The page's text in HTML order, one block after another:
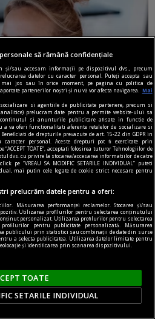
să-ți spună
atât de des. Cele mai
de specialiști
că nu au simțit
puternică de a mânca ceva
despre o tabletă de
o prăjitură la finalul unei
înainte de culcare,
să rămână confidențiale
și/sau accesăm informații pe dispozitivul dvs., precum
datelor cu caracter personal. Puteți accepta sau
mai jos sau în orice moment, pe pagina cu politica de
partenerilor noștri și nu vă vor afecta navigarea.
Mai
si agentiile de publicitate partenere, precum si
prelucram date pentru a permite website-ului sa
si anunturile publicitare afisate in functie de
a va oferi functionalitati aferente retelelor de socializare si
de drepturile prevazute de art. 15-22 din GDPR in
personal. Aceste drepturi pot fi exercitate prin
“ACCEPT TOATE”, acceptati folosirea tuturor Tehnologiilor de
dvs. cu privire la stocarea/accesarea informatiilor de catre
pe “VREAU SA MODIFIC SETARILE INDIVIDUAL” puteti
mai putin cele legate de cookie strict necesare pentru
prelucrăm datele pentru a oferi:
Măsurarea performanței reclamelor. Stocarea și/sau
Utilizarea profilurilor pentru selectarea conținutului
personalizat. Utilizarea profilurilor pentru selectarea
pentru publicitate personalizată. Măsurarea
publicului prin statistici sau combinații de date din surse
a selecta publicitatea. Utilizarea datelor limitate pentru
și identificarea prin scanarea dispozitivului.
TOATE
SETARILE INDIVIDUAL